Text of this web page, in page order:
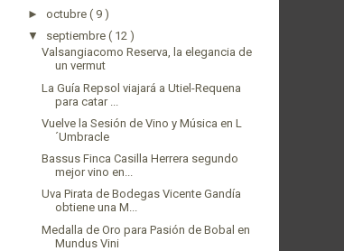
► octubre ( 9 )
▼ septiembre ( 12 )
Valsangiacomo Reserva, la elegancia de
un vermut
La Guía Repsol viajará a Utiel-Requena
para catar ...
Vuelve la Sesión de Vino y Música en L
´Umbracle
Bassus Finca Casilla Herrera segundo
mejor vino en...
Uva Pirata de Bodegas Vicente Gandía
obtiene una M...
Medalla de Oro para Pasión de Bobal en
Mundus Vini